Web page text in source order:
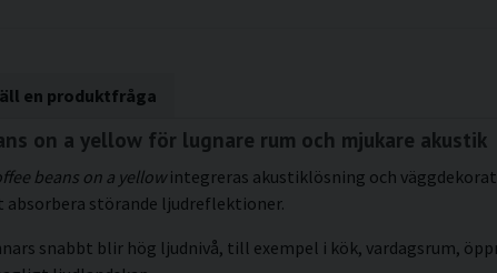
en produktfråga
on a yellow för lugnare rum och mjukare akustik
beans on a yellowintegreras akustiklösning och
störande ljudreflektioner.
snabbt blir hög ljudnivå, till exempel i kök, vardagsrum,